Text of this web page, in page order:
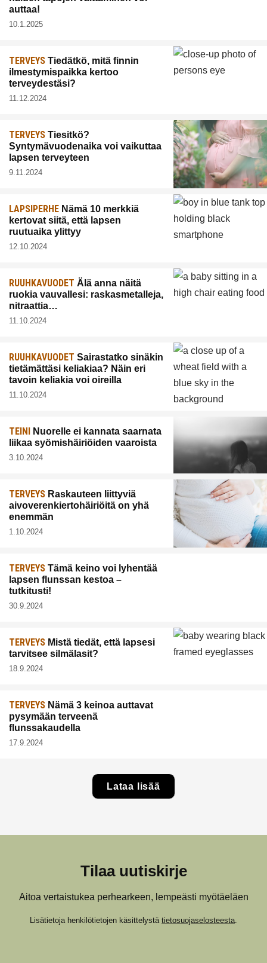
auttaa!
10.1.2025
TERVEYS Tiedätkö, mitä finnin
ilmestymispaikka kertoo
terveydestäsi?
11.12.2024
TERVEYS Tiesitkö?
Syntymävuodenaika voi vaikuttaa
lapsen terveyteen
9.11.2024
LAPSIPERHE Nämä 10 merkkiä
kertovat siitä, että lapsen
ruutuaika ylittyy
12.10.2024
RUUHKAVUODET Älä anna näitä
ruokia vauvallesi: raskasmetalleja,
nitraattia…
11.10.2024
RUUHKAVUODET Sairastatko sinäkin
tietämättäsi keliakiaa? Näin eri
tavoin keliakia voi oireilla
11.10.2024
TEINI Nuorelle ei kannata saarnata
liikaa syömishäiriöiden vaaroista
3.10.2024
TERVEYS Raskauteen liittyviä
aivoverenkiertohäiriöitä on yhä
enemmän
1.10.2024
TERVEYS Tämä keino voi lyhentää
lapsen flunssan kestoa –
tutkitusti!
30.9.2024
TERVEYS Mistä tiedät, että lapsesi
tarvitsee silmälasit?
18.9.2024
TERVEYS Nämä 3 keinoa auttavat
pysymään terveenä
flunssakaudella
17.9.2024
Lataa lisää
Tilaa uutiskirje
Aitoa vertaistukea perhearkeen, lempeästi myötäeläen
Lisätietoja henkilötietojen käsittelystä tietosuojaselosteesta.